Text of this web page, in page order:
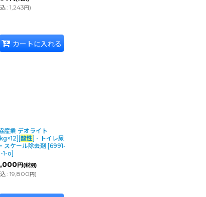
: 1,243円)
カートに入れる
産業 デオライト
酸性] - トイレ尿
スケール除去剤 [6991-
1-o]
円 (税別)
: 19,800円)